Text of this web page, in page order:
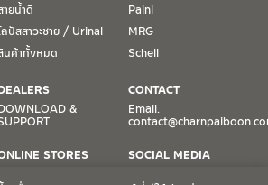
ลียร์สต็อก (2)
ายน้ำดี
ถปัสสาวะชาย / Urinal
นค้าทั้งหมด
Paini
MRG
Schell
&
STORES
CONTACT
Email.
SOCIAL MEDIA